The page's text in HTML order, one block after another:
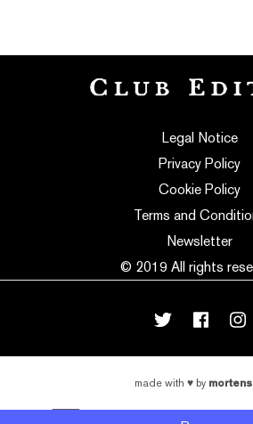
Legal Notice
Privacy Policy
Cookie Policy
Terms and
Newsletter
© 2019 All rights
made with ♥by